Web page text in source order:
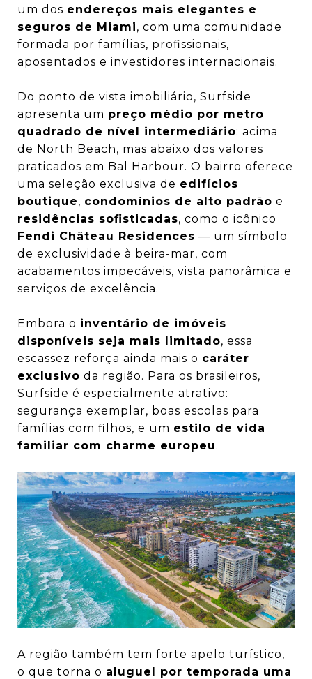
um dos endereços mais elegantes e
seguros de Miami, com uma comunidade
formada por famílias, profissionais,
aposentados e investidores internacionais.
Do ponto de vista imobiliário, Surfside
apresenta um preço médio por metro
quadrado de nível intermediário: acima
de North Beach, mas abaixo dos valores
praticados em Bal Harbour. O bairro oferece
uma seleção exclusiva de edifícios
boutique, condomínios de alto padrão e
residências sofisticadas, como o icônico
Fendi Château Residences — um símbolo
de exclusividade à beira-mar, com
acabamentos impecáveis, vista panorâmica e
serviços de excelência.
Embora o inventário de imóveis
disponíveis seja mais limitado, essa
escassez reforça ainda mais o caráter
exclusivo da região. Para os brasileiros,
Surfside é especialmente atrativo:
segurança exemplar, boas escolas para
famílias com filhos, e um estilo de vida
familiar com charme europeu.
A região também tem forte apelo turístico,
o que torna o aluguel por temporada uma